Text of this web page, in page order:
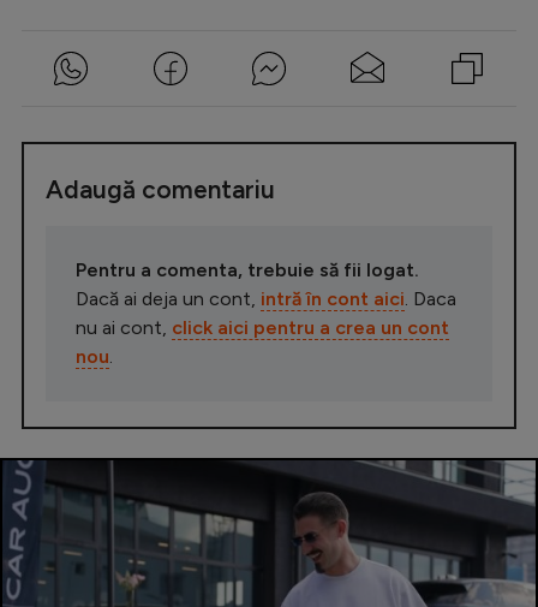
Adaugă comentariu
Pentru a comenta, trebuie să fii logat.
Dacă ai deja un cont, intră în cont aici. Daca
nu ai cont, click aici pentru a crea un cont
nou.